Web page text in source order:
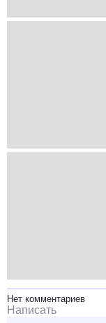
Нет комментариев
Написать